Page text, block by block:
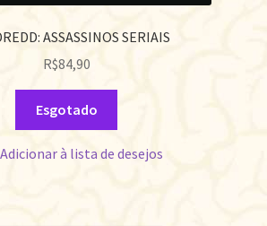
ASSASSINOS SERIAIS
R$84,90
Esgotado
Adicionar à lista de desejos